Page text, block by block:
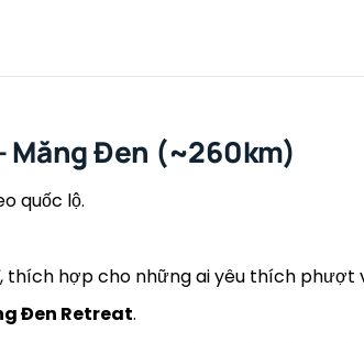
Măng Đen (~260km)
quốc lộ.
thích hợp cho những ai yêu thích phượt
Đen Retreat.